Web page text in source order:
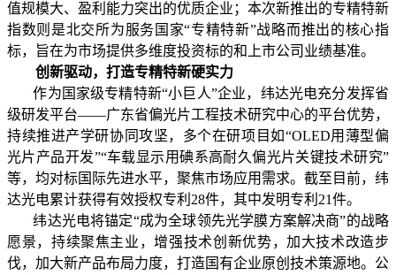
值规模大、盈利能力突出的优质企业；本次新推出的专精特新
指数则是北交所为服务国家“专精特新”战略而推出的核心指
标，旨在为市场提供多维度投资标的和上市公司业绩基准。
创新驱动，打造专精特新硬实力
作为国家级专精特新“小巨人”企业，纬达光电充分发挥省
级研发平台——广东省偏光片工程技术研究中心的平台优势，
持续推进产学研协同攻坚，多个在研项目如“OLED用薄型偏
光片产品开发”“车载显示用碘系高耐久偏光片关键技术研究”
等，均对标国际先进水平，聚焦市场应用需求。截至目前，纬
达光电累计获得有效授权专利28件，其中发明专利21件。
纬达光电将锚定“成为全球领先光学膜方案解决商”的战略
愿景，持续聚焦主业，增强技术创新优势，加大技术改造步
伐，加大新产品布局力度，打造国有企业原创技术策源地。公